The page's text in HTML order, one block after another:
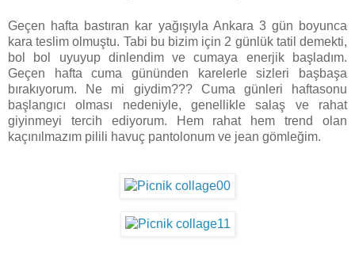
Geçen hafta bastıran kar yağışıyla Ankara 3 gün boyunca
kara teslim olmuştu. Tabi bu bizim için 2 günlük tatil demekti,
bol bol uyuyup dinlendim ve cumaya enerjik başladım.
Geçen hafta cuma gününden karelerle sizleri başbaşa
bırakıyorum. Ne mi giydim??? Cuma günleri haftasonu
başlangıcı olması nedeniyle, genellikle salaş ve rahat
giyinmeyi tercih ediyorum. Hem rahat hem trend olan
kaçınılmazım pilili havuç pantolonum ve jean gömleğim.